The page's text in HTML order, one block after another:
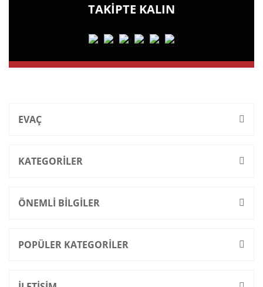
TAKİPTE KALIN
EVAÇ
KATEGORİLER
ÖNEMLİ BİLGİLER
POPÜLER KATEGORİLER